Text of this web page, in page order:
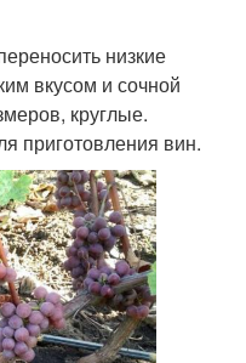
низкие
вкусом и сочной
круглые.
приготовления вин.